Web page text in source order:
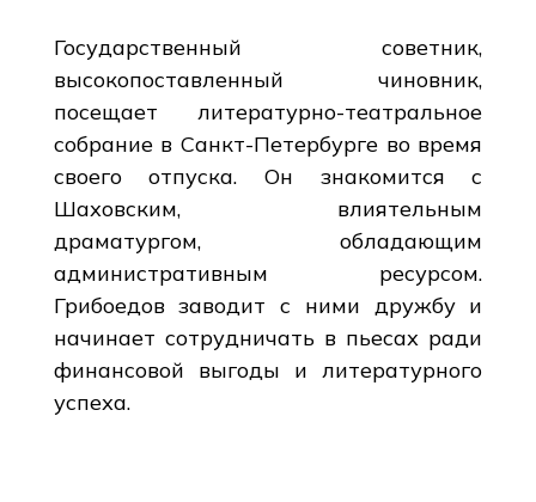
Государственный советник,
высокопоставленный чиновник,
посещает литературно-театральное
собрание в Санкт-Петербурге во время
своего отпуска. Он знакомится с
Шаховским, влиятельным
драматургом, обладающим
административным ресурсом.
Грибоедов заводит с ними дружбу и
начинает сотрудничать в пьесах ради
финансовой выгоды и литературного
успеха.